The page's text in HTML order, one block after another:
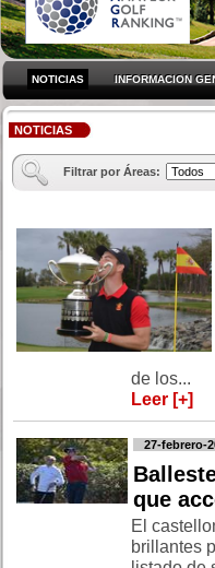
NOTICIAS INFORMACION
NOTICIAS
Filtrar por Áreas:
de los...
Leer [+]
27-febrero-
que
El
brillantes